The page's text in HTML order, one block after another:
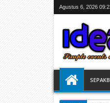
Agustus 6, 2026